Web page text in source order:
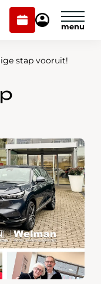
Plan
onderhoud
Mijn
stap vooruit!